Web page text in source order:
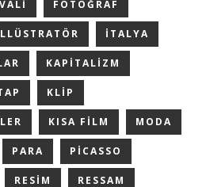
FOTOĞRAF
ITALYA
KAPITALIZM
KLIP
KISA FILM MODA
PARA PICASSO
RESIM RESSAM